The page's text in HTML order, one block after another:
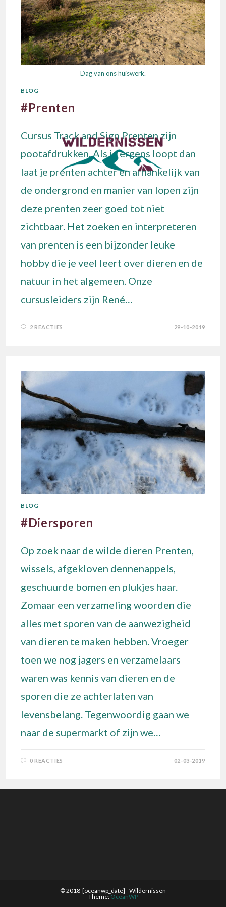
Dag van ons huiswerk.
BLOG
#Prenten
Cursus Track and Sign Prenten zijn
pootafdrukken. Als je ergens loopt dan
laat je prenten achter en afhankelijk van
de ondergrond en manier van lopen zijn
deze prenten zeer goed tot niet
zichtbaar. Het zoeken en interpreteren
van prenten is een bijzonder leuke
hobby die je veel leert over dieren en de
natuur in het algemeen. Onze
cursusleiders zijn René…
2 REACTIES 29-10-2019
BLOG
#Diersporen
Op zoek naar de wilde dieren Prenten,
wissels, afgekloven dennenappels,
geschuurde bomen en plukjes haar.
Zomaar een verzameling woorden die
alles met sporen van de aanwezigheid
van dieren te maken hebben. Vroeger
toen we nog jagers en verzamelaars
waren was kennis van dieren en de
sporen die ze achterlaten van
levensbelang. Tegenwoordig gaan we
naar de supermarkt of zijn we…
0 REACTIES 02-03-2019
© 2018-[oceanwp_date] - Wildernissen
Theme: OceanWP